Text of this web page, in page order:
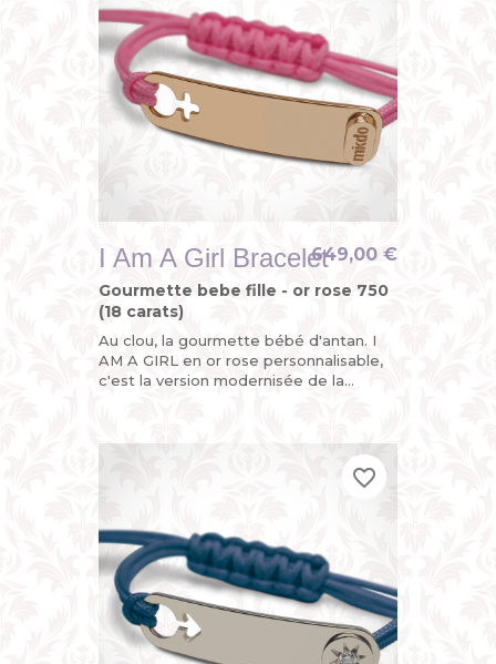
I Am A Girl Bracelet
Gourmette bebe fille - or rose 750
(18 carats)
Au clou, la gourmette bébé d'antan. I
AM A GIRL en or rose personnalisable,
c'est la version modernisée de la
649,00 €
favorite_border
favorite_border
favorite_border